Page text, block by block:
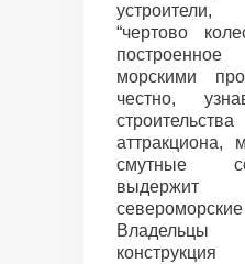
“чертово
морскими
честно,
аттракциона,
смутные